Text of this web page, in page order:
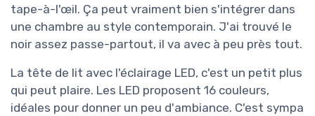
tape-à-l'œil. Ça peut vraiment bien s'intégrer dans
une chambre au style contemporain. J'ai trouvé le
noir assez passe-partout, il va avec à peu près tout.
La tête de lit avec l'éclairage LED, c'est un petit plus
qui peut plaire. Les LED proposent 16 couleurs,
idéales pour donner un peu d'ambiance. C'est sympa